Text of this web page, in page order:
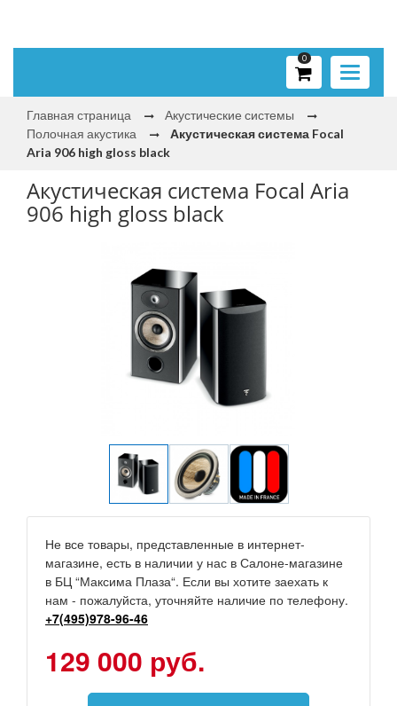
Toggle
0
Главная страница
Акустические системы
Полочная акустика
Акустическая система Focal
Aria 906 high gloss black
Акустическая система Focal Aria
906 high gloss black
Не все товары, представленные в интернет-
магазине, есть в наличии у нас в Салоне-магазине
в БЦ “Максима Плаза“. Если вы хотите заехать к
нам - пожалуйста, уточняйте наличие по телефону.
+7(495)978-96-46
129 000 руб.